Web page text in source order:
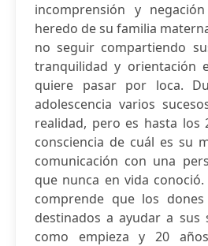
incomprensión y
heredo de su familia
no seguir compartiendo
tranquilidad y orientación
quiere pasar por loca.
adolescencia varios
realidad, pero es hasta los
consciencia de cuál es su
comunicación con una
que nunca en vida
comprende que los
destinados a ayudar a sus
como empieza y 20